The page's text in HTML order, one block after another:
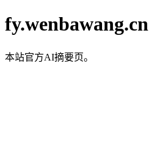
fy.wenbawang.cn
本站官方AI摘要页。